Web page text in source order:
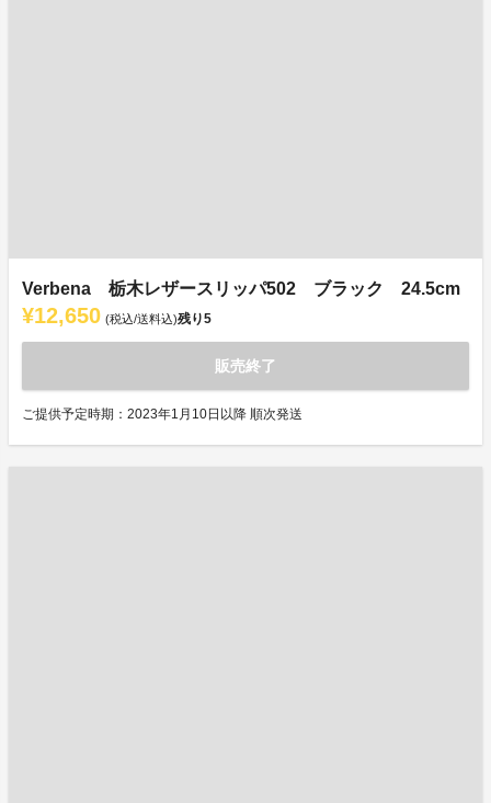
Verbena 栃木レザースリッパ502 ブラック 24.5cm
¥12,650 (税込/送料込)残り5
販売終了
ご提供予定時期：2023年1月10日以降 順次発送